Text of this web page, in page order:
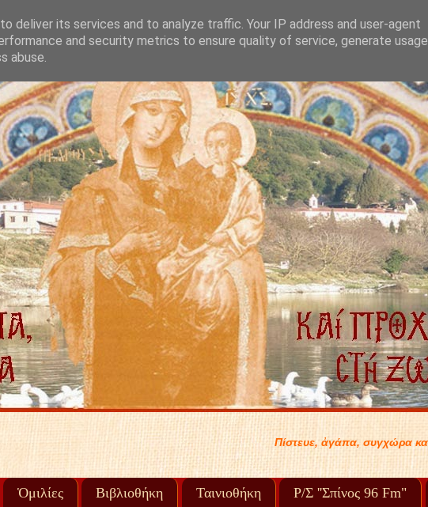
Πίστευε, ἀγάπα, συγχώρα καί προχώρα στή ζωή σου..... .
Ὁμιλίες Βιβλιοθήκη Ταινιοθήκη Ρ/Σ ''Σπίνος 96 Fm"
deliver its services and to analyze traffic. Your IP address and user-agent
and security metrics to ensure quality of service, generate usage
abuse.